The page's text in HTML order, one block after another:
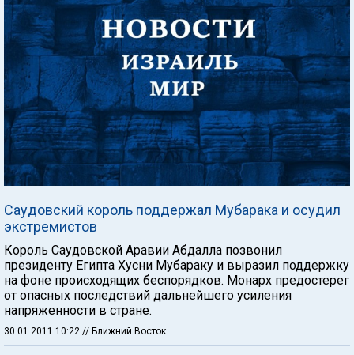
Саудовский король поддержал Мубарака и осудил
экстремистов
Король Саудовской Аравии Абдалла позвонил
президенту Египта Хусни Мубараку и выразил поддержку
на фоне происходящих беспорядков. Монарх предостерег
от опасных последствий дальнейшего усиления
напряженности в стране.
30.01.2011 10:22 // Ближний Восток